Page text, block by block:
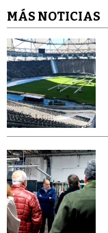
MÁS NOTICIAS